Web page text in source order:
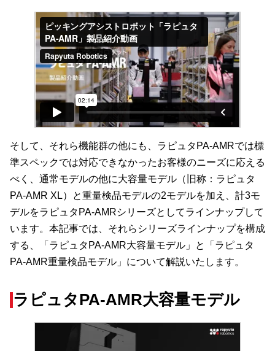
そして、それら機能群の他にも、ラピュタPA-AMRでは標
準スペックでは対応できなかったお客様のニーズに応える
べく、通常モデルの他に大容量モデル（旧称：ラピュタ
PA-AMR XL）と重量検品モデルの2モデルを加え、計3モ
デルをラピュタPA-AMRシリーズとしてラインナップして
います。本記事では、それらシリーズラインナップを構成
する、「ラピュタPA-AMR大容量モデル」と「ラピュタ
PA-AMR重量検品モデル」について解説いたします。
ラピュタPA-AMR大容量モデル